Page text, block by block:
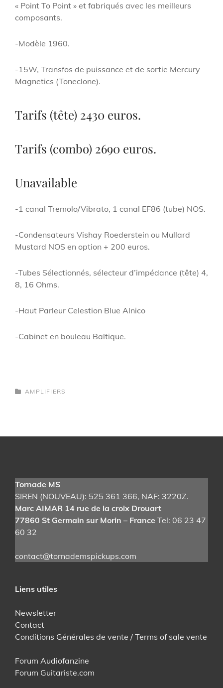
« Point To Point » et fabriqués avec les meilleurs
composants.
-Modèle 1960.
-15W, Transfos de puissance et de sortie Mercury
Magnetics (Toneclone).
Tarifs (tête) 2430 euros.
Tarifs (combo) 2690 euros.
Unavailable
-1 canal Tremolo/Vibrato, 1 canal EF86 (tube) NOS.
-Condensateurs Vishay Roederstein ou Mullard
Mustard NOS en option + 200 euros.
-Tubes Sélectionnés, sélecteur d’impédance (tête) 4,
8, 16 Ohms.
-Haut Parleur Celestion Blue Alnico
-Cabinet en bouleau Baltique.
CATEGORIES
AMPLIFIERS
navigation
Tornade MS
SIREN (NOUVEAU): 525 361 366, NAF: 3220Z.
Marc AIMAR 14 rue de la croix Drouart
77860 St Germain sur Morin – France Tel: 06 23 47
60 32
contact@tornademspickups.com
Liens utiles
Newsletter
Contact
Conditions Générales de vente / Terms of sale vente
Forum Audiofanzine
Forum Guitariste.com